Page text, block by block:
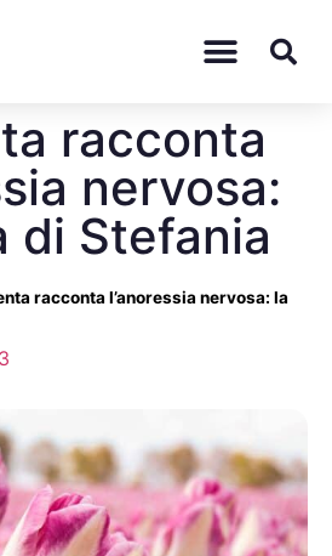
racconta
nervosa:
di Stefania
racconta l’anoressia nervosa: la